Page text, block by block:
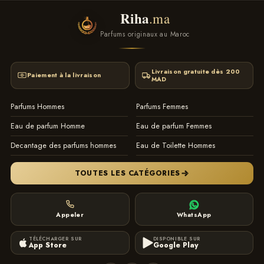
Riha.ma
Parfums originaux au Maroc
Paiement à la livraison
Livraison gratuite dès 200
MAD
Parfums Hommes
Parfums Femmes
Eau de parfum Homme
Eau de parfum Femmes
Decantage des parfums hommes
Eau de Toilette Hommes
TOUTES LES CATÉGORIES
Appeler WhatsApp
TÉLÉCHARGER SUR
App Store
DISPONIBLE SUR
Google Play